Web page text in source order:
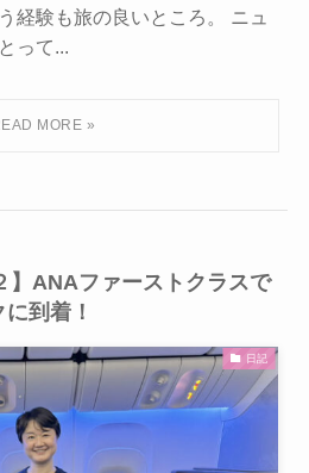
経験も旅の良いところ。 ニュ
って...
】ANAファーストクラスで
到着！
日記